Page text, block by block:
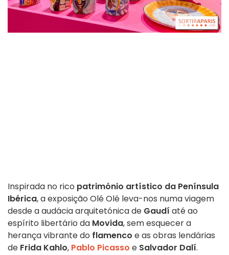
Inspirada no rico património artístico da Península
Ibérica, a exposição Olé Olé leva-nos numa viagem
desde a audácia arquitetónica de Gaudí até ao
espírito libertário da Movida, sem esquecer a
herança vibrante do flamenco e as obras lendárias
de Frida Kahlo, Pablo Picasso e Salvador Dalí.